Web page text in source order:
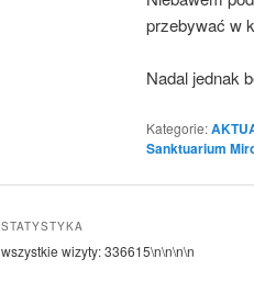
przebywać w
Nadal jednak
Kategorie:
Sanktuarium
STATYSTYKA
wszystkie wizyty:336615\n\n\n\n